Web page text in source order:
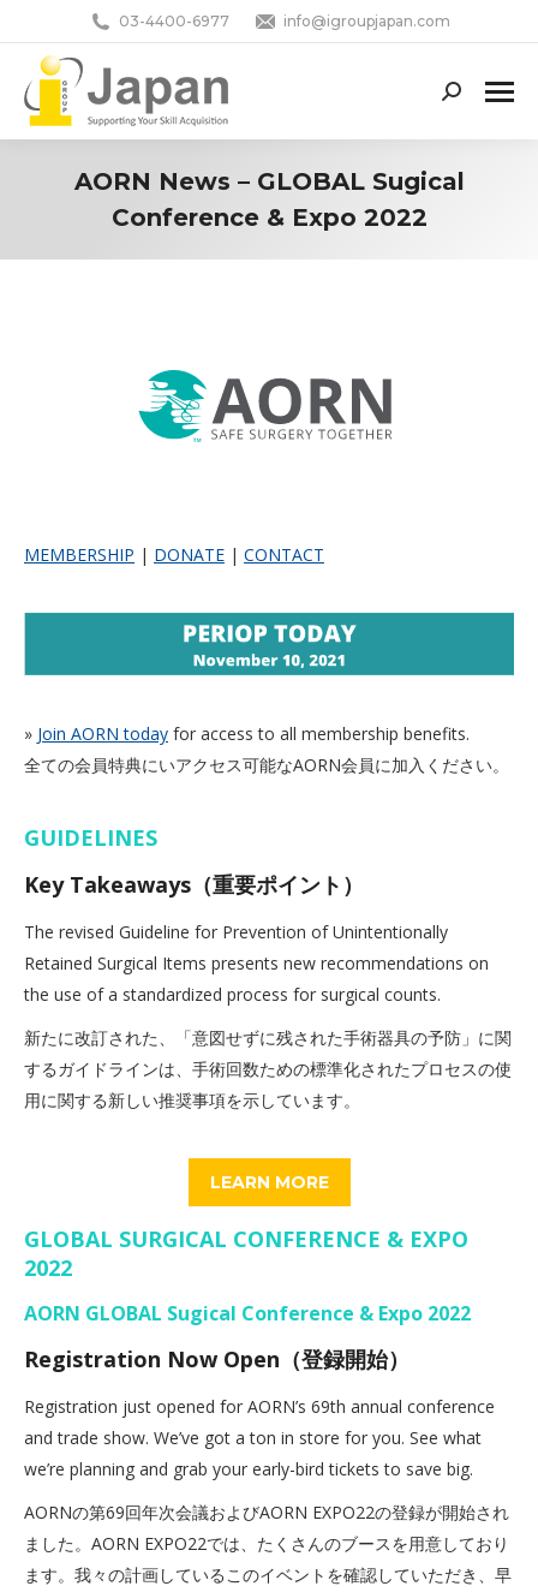
03-4400-6977 info@igroupjapan.com
Search:
AORN News – GLOBAL Sugical
Conference & Expo 2022
MEMBERSHIP | DONATE | CONTACT
» Join AORN today for access to all membership benefits.
全ての会員特典にいアクセス可能なAORN会員に加入ください。
GUIDELINES
Key Takeaways（重要ポイント）
The revised Guideline for Prevention of Unintentionally
Retained Surgical Items presents new recommendations on
the use of a standardized process for surgical counts.
新たに改訂された、「意図せずに残された手術器具の予防」に関
するガイドラインは、手術回数ための標準化されたプロセスの使
用に関する新しい推奨事項を示しています。
LEARN MORE
GLOBAL SURGICAL CONFERENCE & EXPO
2022
AORN GLOBAL Sugical Conference & Expo 2022
Registration Now Open（登録開始）
Registration just opened for AORN’s 69th annual conference
and trade show. We’ve got a ton in store for you. See what
we’re planning and grab your early-bird tickets to save big.
AORNの第69回年次会議およびAORN EXPO22の登録が開始され
ました。AORN EXPO22では、たくさんのブースを用意しており
ます。我々の計画しているこのイベントを確認していただき、早